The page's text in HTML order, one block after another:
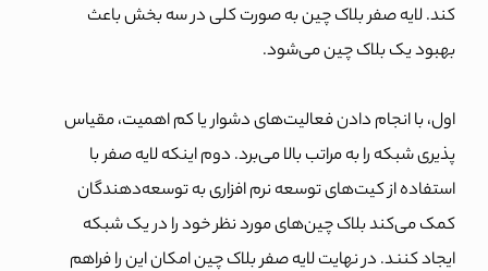
کند. لایه صفر بلاک چین به صورت کلی در سه بخش باعث
بهبود یک بلاک چین می‌شود.
اول، با انجام دادن فعالیت‌های دشوار یا کم اهمیت، مقیاس
پذیری شبکه را به مراتب بالا می‌برد. دوم اینکه لایه صفر با
استفاده از کیت‌های توسعه نرم افزاری به توسعه‌دهندگان
کمک می‌کند بلاک چین‌های مورد نظر خود را در یک شبکه
ایجاد کنند. در نهایت لایه صفر بلاک چین امکان این را فراهم